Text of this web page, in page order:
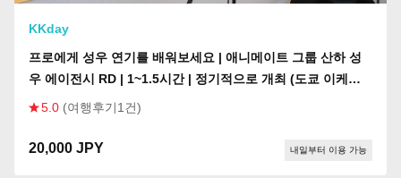
KKday
프로에게 성우 연기를 배워보세요 | 애니메이트 그룹 산하 성
우 에이전시 RD | 1~1.5시간 | 정기적으로 개최 (도쿄 이케부
쿠로)
5.0 (여행후기1건)
20,000 JPY 내일부터 이용 가능